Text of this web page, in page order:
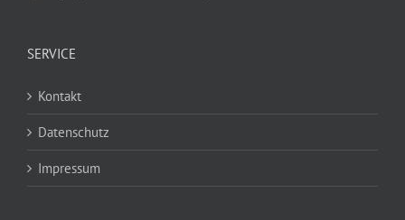
SERVICE
Kontakt
Datenschutz
Impressum